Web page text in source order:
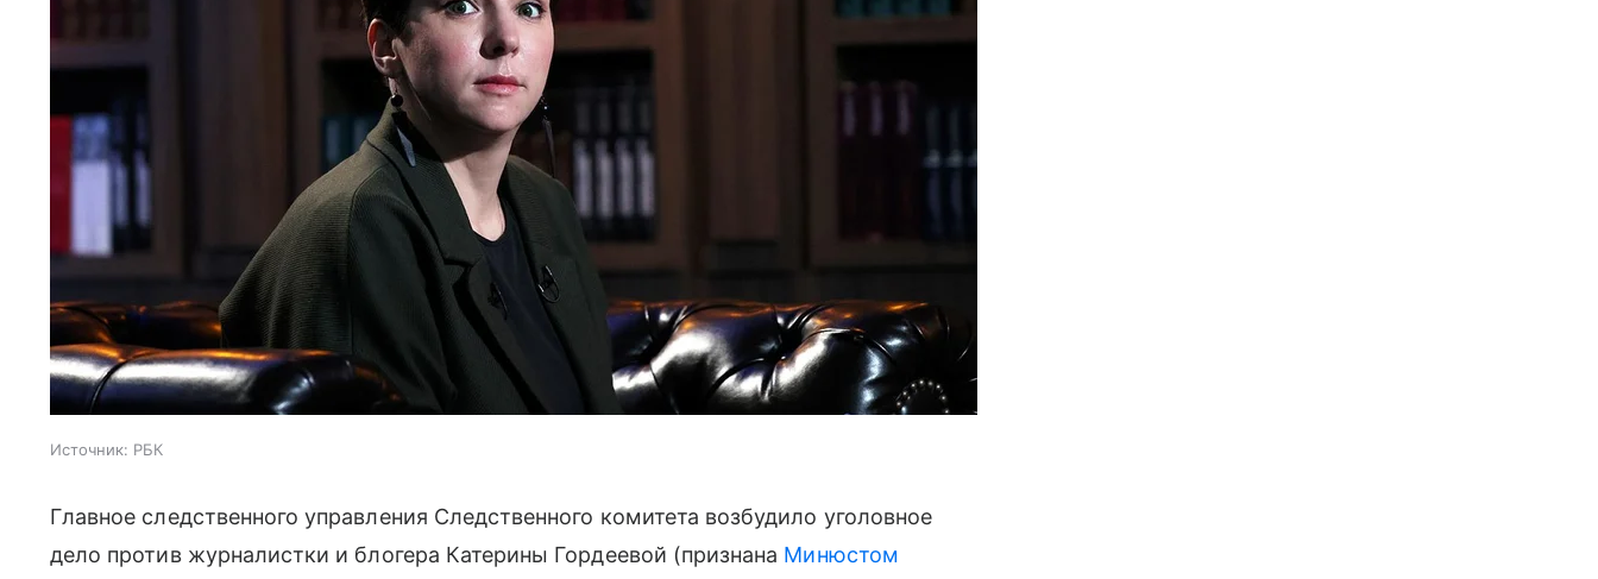
Источник: РБК
Главное следственного управления Следственного комитета возбудило уголовное
дело против журналистки и блогера Катерины Гордеевой (признана Минюстом